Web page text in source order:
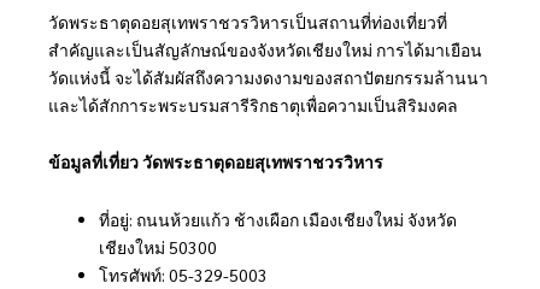
วัดพระธาตุดอยสุเทพราชวรวิหารเป็นสถานที่ท่องเที่ยวที่
สำคัญและเป็นสัญลักษณ์ของจังหวัดเชียงใหม่ การได้มาเยือน
วัดแห่งนี้ จะได้สัมผัสถึงความงดงามของสถาปัตยกรรมล้านนา
และได้สักการะพระบรมสารีริกธาตุเพื่อความเป็นสิริมงคล
ข้อมูลที่เที่ยว วัดพระธาตุดอยสุเทพราชวรวิหาร
ที่อยู่: ถนนห้วยแก้ว ช้างเผือก เมืองเชียงใหม่ จังหวัด
เชียงใหม่ 50300
โทรศัพท์: 05-329-5003